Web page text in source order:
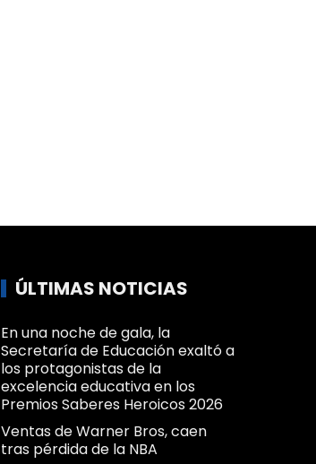
ÚLTIMAS NOTICIAS
En una noche de gala, la
Secretaría de Educación exaltó a
los protagonistas de la
excelencia educativa en los
Premios Saberes Heroicos 2026
Ventas de Warner Bros, caen
tras pérdida de la NBA